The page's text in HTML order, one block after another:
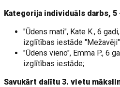
Kategorija individuāls darbs, 5
"Ūdens mati", Kate K., 6
izglītības iestāde
"Ūdens vieno", Emma P., 6
izglītības iestāde;
Savukārt dalītu 3. vietu